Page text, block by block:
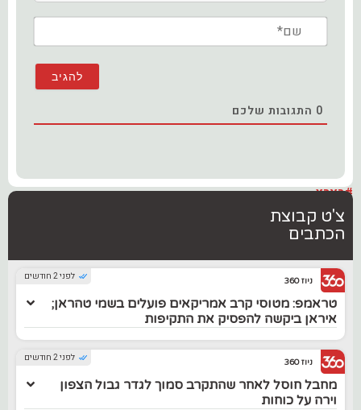
0 התגובות שלכם
#בארץ
צ'ט קבוצת
הכתבים
לפני 2 חודשים ניוז 360
טראמפ: מטוסי קרב אמריקאים פועלים בשמי טהראן;
איראן ביקשה להפסיק את התקיפות
לפני 2 חודשים ניוז 360
מחבל חוסל לאחר שהתקרב סמוך לגדר גבול הצפון
וירה על כוחות